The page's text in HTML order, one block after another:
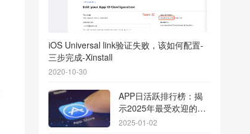
iOS Universal link验证失败，该如何配置-
三步完成-Xinstall
2020-10-30
APP日活跃排行榜：揭
示2025年最受欢迎的应
用背后的秘密
2025-01-02